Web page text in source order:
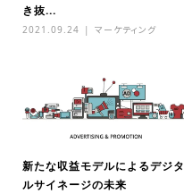
き抜...
2021.09.24 マーケティング
新たな収益モデルによるデジタ
ルサイネージの未来